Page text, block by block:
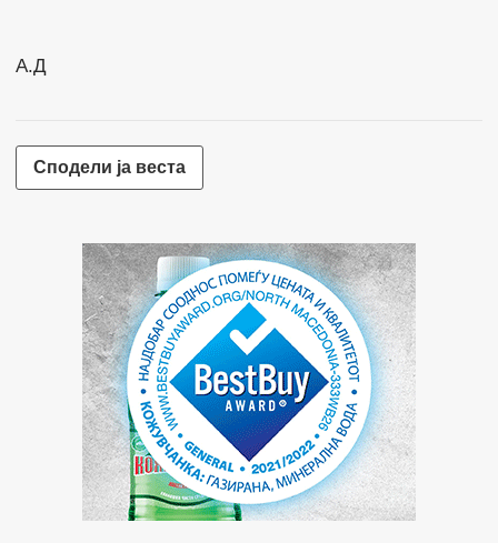
А.Д
Сподели ја веста